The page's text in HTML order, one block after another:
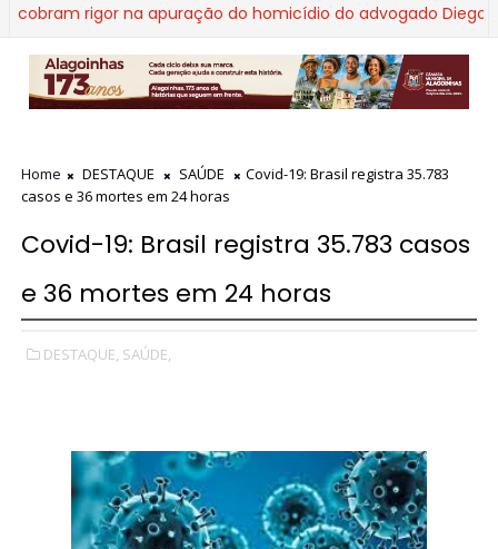
rigor na apuração do homicídio do advogado Diego
Home DESTAQUE SAÚDE
Covid-19: Brasil registra 35.783
casos e 36 mortes em 24 horas
Covid-19: Brasil registra 35.783 casos
e 36 mortes em 24 horas
DESTAQUE, SAÚDE,